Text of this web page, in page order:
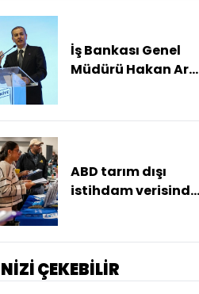
İş Bankası Genel
Müdürü Hakan Aran
ABD tarım dışı
istihdam verisinde
ÇEKEBİLİR